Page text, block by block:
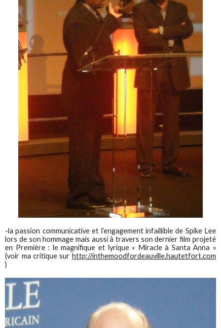
-la passion communicative et l’engagement infaillible de Spike Lee
lors de son hommage mais aussi à travers son dernier film projeté
en Première : le magnifique et lyrique « Miracle à Santa Anna »
(voir ma critique sur http://inthemoodfordeauville.hautetfort.com
)